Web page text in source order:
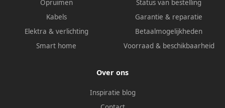
Opruimen
Kabels
Elektra & verlichting
Smart home
Status van bestelling
Garantie & reparatie
Betaalmogelijkheden
Voorraad & beschikbaarheid
Over ons
Inspiratie blog